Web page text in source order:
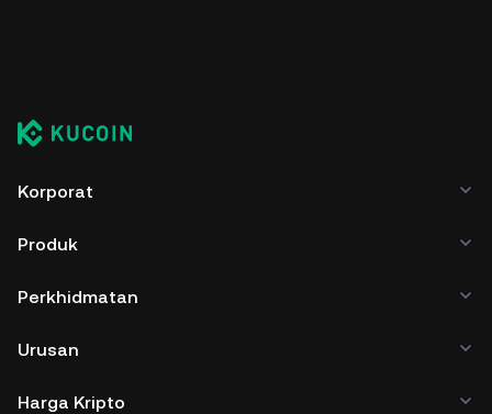
Korporat
Produk
Perkhidmatan
Urusan
Harga Kripto